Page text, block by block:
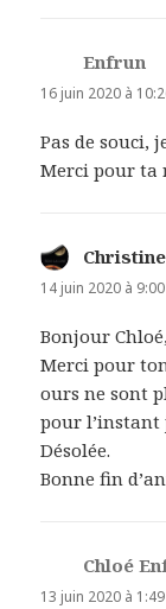
Enfrun
16 juin 2020 à
Pas de souci,
Merci pour ta
Christine
14 juin 2020 à 9:00
Bonjour Chloé,
Merci pour
ours ne sont
pour l’instant
Désolée.
Bonne fin
Chloé
13 juin 2020 à 1:49